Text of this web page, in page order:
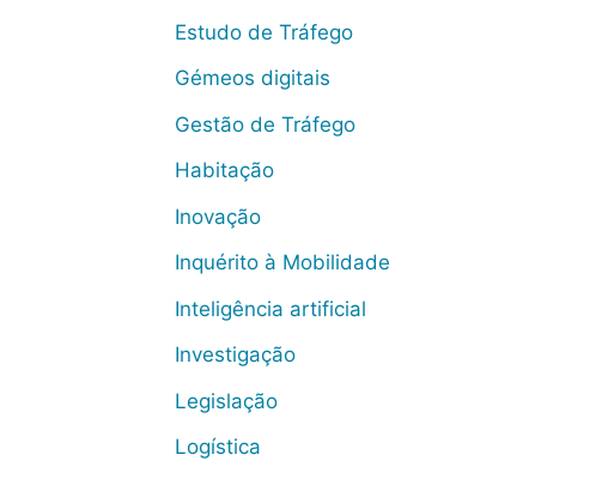
Estudo de Tráfego
Gémeos digitais
Gestão de Tráfego
Habitação
Inovação
Inquérito à Mobilidade
Inteligência artificial
Investigação
Legislação
Logística